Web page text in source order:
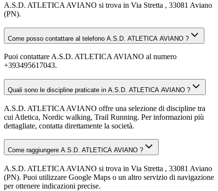
A.S.D. ATLETICA AVIANO si trova in Via Stretta , 33081 Aviano
(PN).
Come posso contattare al telefono A.S.D. ATLETICA AVIANO ?
Puoi contattare A.S.D. ATLETICA AVIANO al numero
+393495617043.
Quali sono le discipline praticate in A.S.D. ATLETICA AVIANO ?
A.S.D. ATLETICA AVIANO offre una selezione di discipline tra
cui Atletica, Nordic walking, Trail Running. Per informazioni più
dettagliate, contatta direttamente la società.
Come raggiungere A.S.D. ATLETICA AVIANO ?
A.S.D. ATLETICA AVIANO si trova in Via Stretta , 33081 Aviano
(PN). Puoi utilizzare Google Maps o un altro servizio di navigazione
per ottenere indicazioni precise.